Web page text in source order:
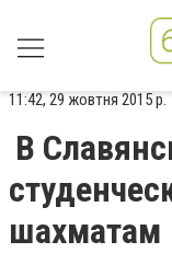
11:42, 29 жовтня 2015 р.
В
шахматам